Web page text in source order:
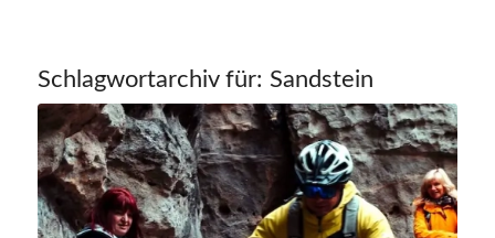
Schlagwortarchiv für: Sandstein